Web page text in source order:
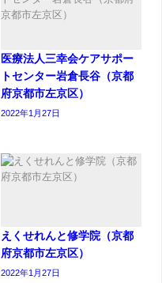
医療法人三幸会ケアサポー
トセンター岩倉長谷（京都
府京都市左京区）
2022年1月27日
えくせれんと修学院（京都
府京都市左京区）
2022年1月27日